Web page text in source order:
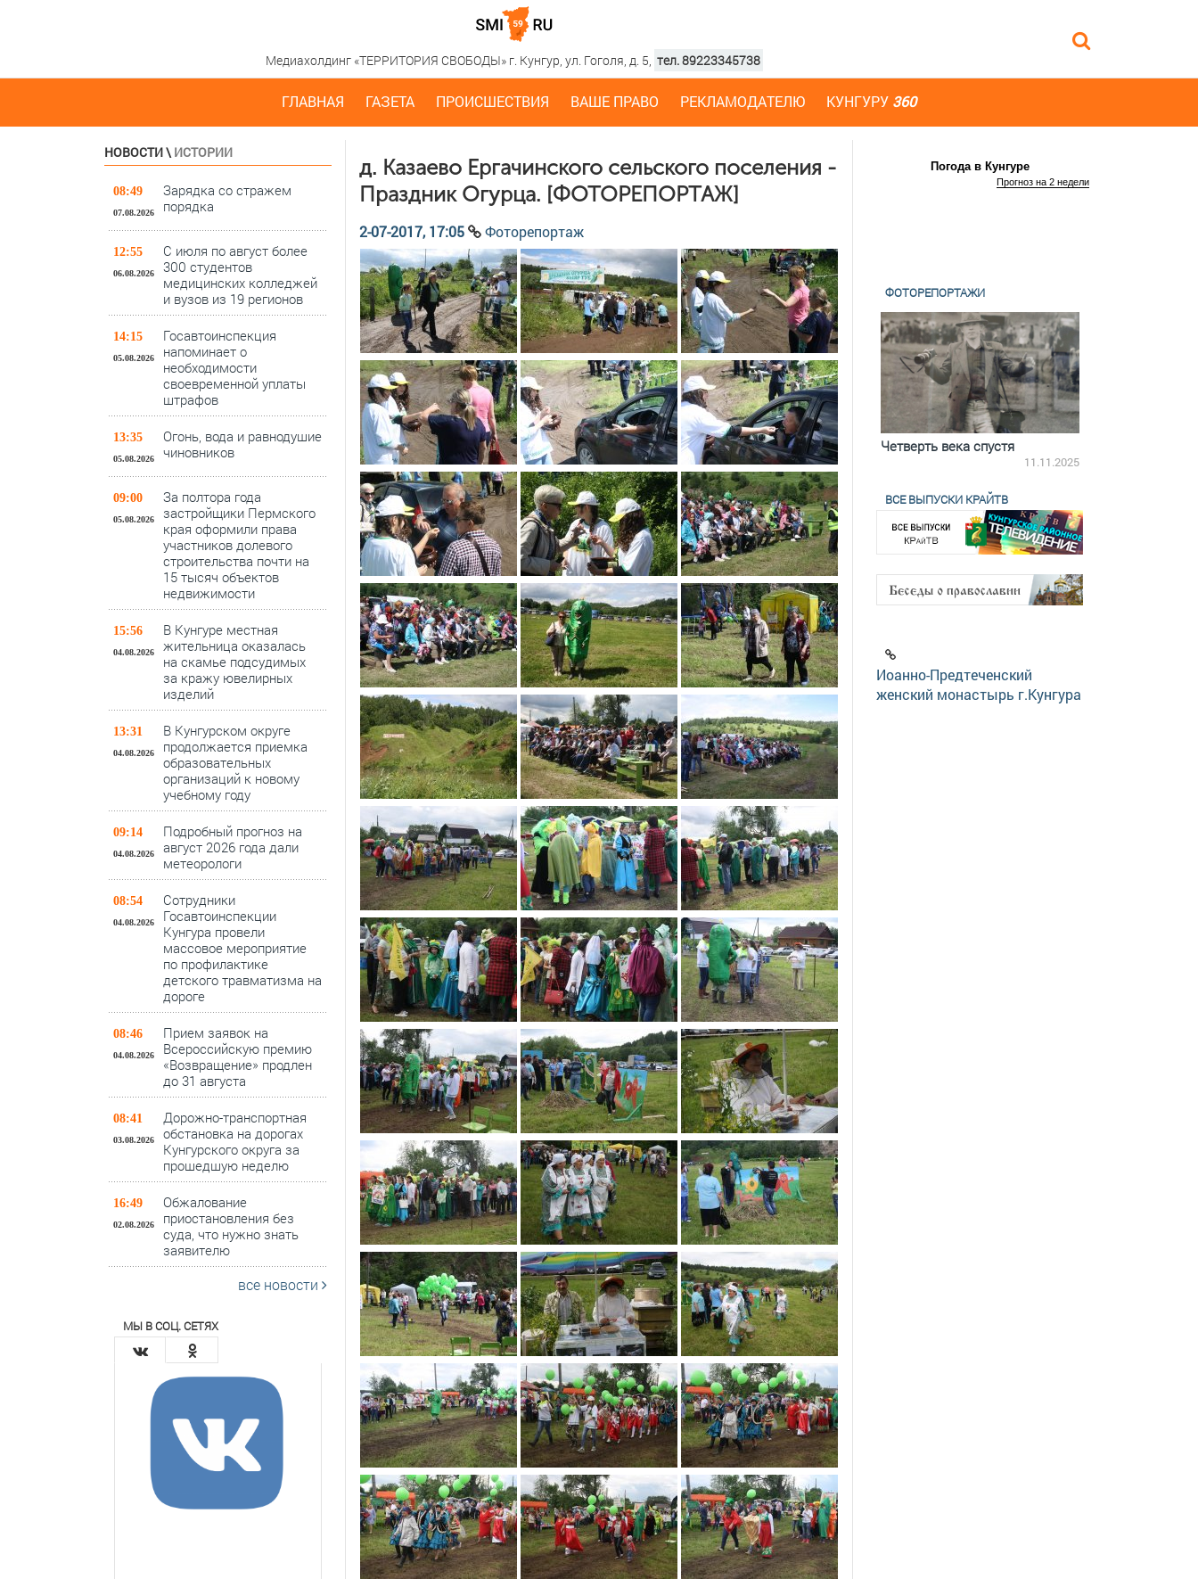
Медиахолдинг «ТЕРРИТОРИЯ СВОБОДЫ» г. Кунгур, ул. Гоголя, д. 5, тел. 89223345738
ГЛАВНАЯ ГАЗЕТА ПРОИСШЕСТВИЯ ВАШЕ ПРАВО РЕКЛАМОДАТЕЛЮ КУНГУРУ 360
НОВОСТИ\ ИСТОРИИ
08:49
07.08.2026
Зарядка со стражем
порядка
12:55
06.08.2026
С июля по август более
300 студентов
медицинских колледжей
и вузов из 19 регионов
14:15
05.08.2026
Госавтоинспекция
напоминает о
необходимости
своевременной уплаты
штрафов
13:35
05.08.2026
Огонь, вода и равнодушие
чиновников
09:00
05.08.2026
За полтора года
застройщики Пермского
края оформили права
участников долевого
строительства почти на
15 тысяч объектов
недвижимости
15:56
04.08.2026
В Кунгуре местная
жительница оказалась
на скамье подсудимых
за кражу ювелирных
изделий
13:31
04.08.2026
В Кунгурском округе
продолжается приемка
образовательных
организаций к новому
учебному году
09:14
04.08.2026
Подробный прогноз на
август 2026 года дали
метеорологи
08:54
04.08.2026
Сотрудники
Госавтоинспекции
Кунгура провели
массовое мероприятие
по профилактике
детского травматизма на
дороге
08:46
04.08.2026
Прием заявок на
Всероссийскую премию
«Возвращение» продлен
до 31 августа
08:41
03.08.2026
Дорожно-транспортная
обстановка на дорогах
Кунгурского округа за
прошедшую неделю
16:49
02.08.2026
Обжалование
приостановления без
суда, что нужно знать
заявителю
все новости
МЫ В СОЦ. СЕТЯХ
д. Казаево Ергачинского сельского поселения -
Праздник Огурца. [ФОТОРЕПОРТАЖ]
2-07-2017, 17:05 Фоторепортаж
Погода в Кунгуре
Прогноз на 2 недели
ФОТОРЕПОРТАЖИ
По итогам первой пятилетки
18.12.2025
Четверть века спустя
11.11.2025
ВСЕ ВЫПУСКИ КРАЙТВ
Иоанно-Предтеченский
женский монастырь г.Кунгура